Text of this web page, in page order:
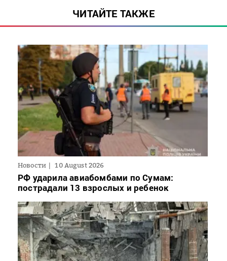
ЧИТАЙТЕ ТАКЖЕ
Новости 10 August 2026
РФ ударила авиабомбами по Сумам:
пострадали 13 взрослых и ребенок